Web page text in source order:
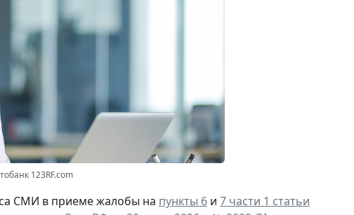
123RF.com
СМИ в приеме жалобы на пункты 6 и 7 части 1 статьи